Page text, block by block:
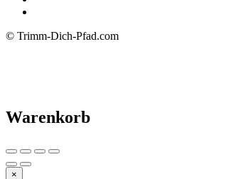
© Trimm-Dich-Pfad.com
Warenkorb
×